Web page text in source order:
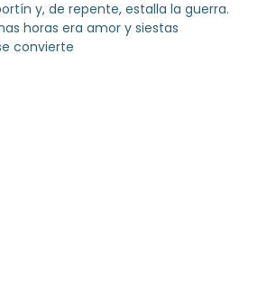
y, de repente, estalla la guerra.
horas era amor y siestas
convierte